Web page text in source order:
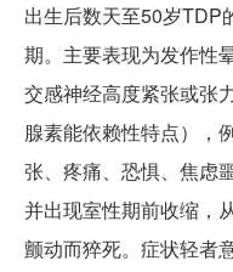
出生后数天至50岁TDP
期。主要表现为发作性
交感神经高度紧张或张
腺素能依赖性特点），
张、疼痛、恐惧、焦虑
并出现室性期前收缩，
颤动而猝死。症状轻者